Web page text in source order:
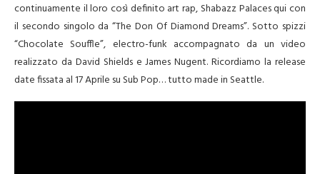
continuamente il loro così definito art rap, Shabazz Palaces qui con
il secondo singolo da “The Don Of Diamond Dreams”. Sotto spizzi
“Chocolate Souffle”, electro-funk accompagnato da un video
realizzato da David Shields e James Nugent. Ricordiamo la release
date fissata al 17 Aprile su Sub Pop… tutto made in Seattle.